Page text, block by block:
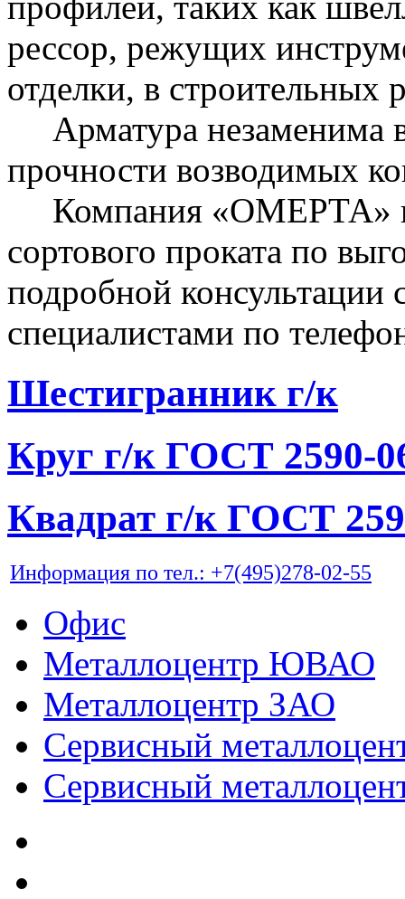
рессор, режущих
отделки, в строительных
Арматура незаменима в
прочности возводимых
Компания «ОМЕРТА»
сортового проката по
подробной
специалистами по
Шестигранник г/к
Круг г/к ГОСТ 2590-
Квадрат г/к ГОСТ
Информация по тел.: +7(495)278-02-55
Офис
Металлоцентр ЮВАО
Металлоцентр ЗАО
Сервисный
Сервисный